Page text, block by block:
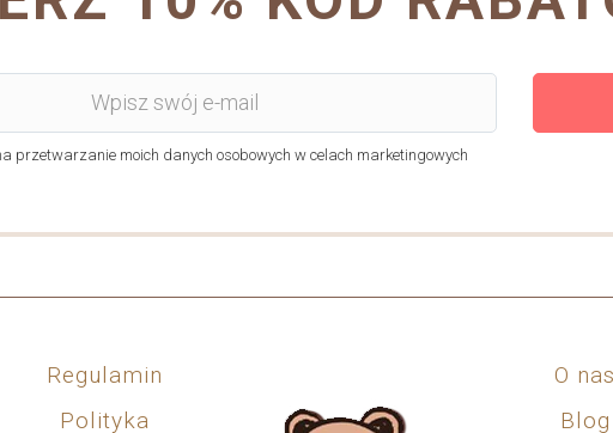
przetwarzanie moich danych osobowych w celach marketingowych
Regulamin
Polityka
O
Blog